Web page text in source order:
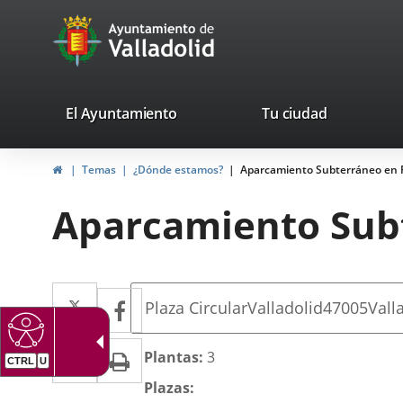
Portal
Web
Ayuntamiento
de
valladolid.es
El Ayuntamiento Tu ciudad
InicioTemas ¿Dónde estamos? Aparcamiento Subterráneo en
Aparcamiento
Twitter
Enlace
una
aplicación
Facebook
Enlace
a
una
aplicación
LinkedIn
Enlace
a
Imprimir
Dirección
Dirección
postal
Plaza CircularValladolid47005
Descripción
Plantas: 3
Plazas: